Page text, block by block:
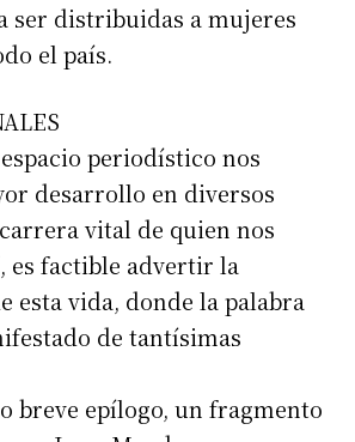
ser distribuidas a mujeres
el país.
periodístico nos
desarrollo en diversos
vital de quien nos
es factible advertir la
esta vida, donde la palabra
de tantísimas
breve epílogo, un fragmento